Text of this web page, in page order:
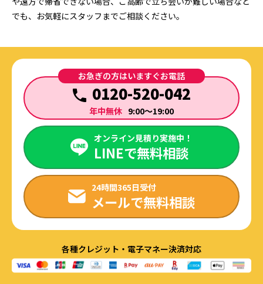
でも、お気軽にスタッフまでご相談ください。
お急ぎの方はいますぐお電話
0120-520-042
年中無休 9:00～19:00
オンライン見積り実施中！
LINEで無料相談
24時間365日受付
メールで無料相談
各種クレジット・電子マネー決済対応